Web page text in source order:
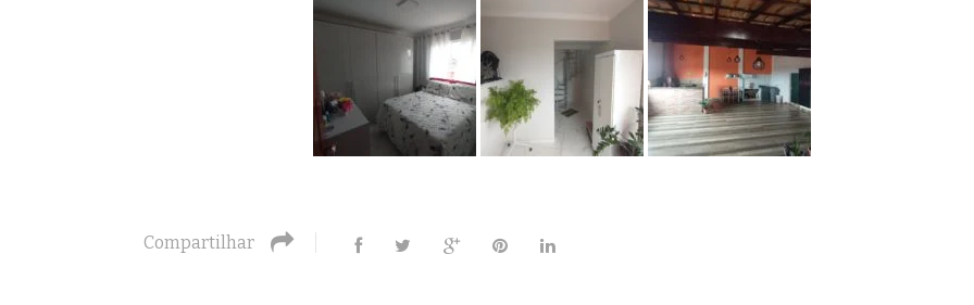
Compartilhar